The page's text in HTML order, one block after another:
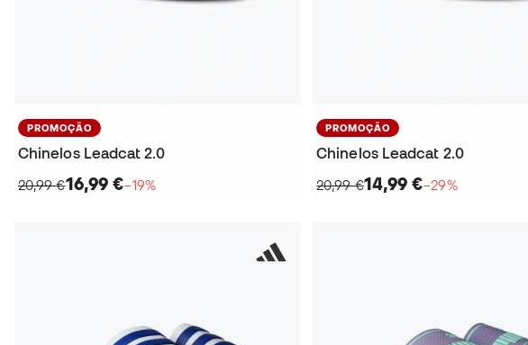
PROMOÇÃO
Chinelos Leadcat 2.0
20,99 €16,99 €−19%
PROMOÇÃO
Chinelos Leadcat 2.0
20,99 €14,99 €−29%